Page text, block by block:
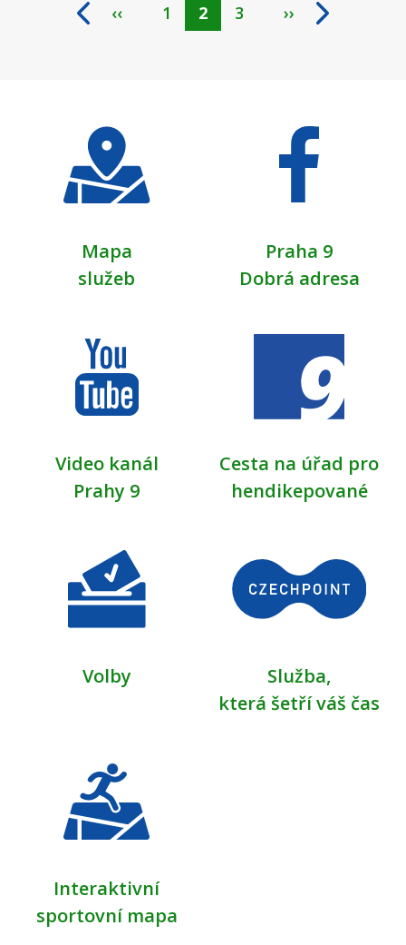
Pagination
‹‹ Page
1
Aktuální
2 Page
3 ››
Mapa
služeb
Praha 9
Dobrá adresa
Video kanál
Prahy 9
Cesta na úřad pro
hendikepované
Volby
Služba,
která šetří váš čas
Interaktivní
sportovní mapa